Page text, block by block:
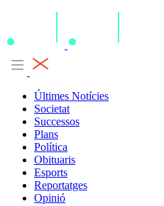
Últimes Notícies
Societat
Successos
Plans
Política
Obituaris
Esports
Reportatges
Opinió